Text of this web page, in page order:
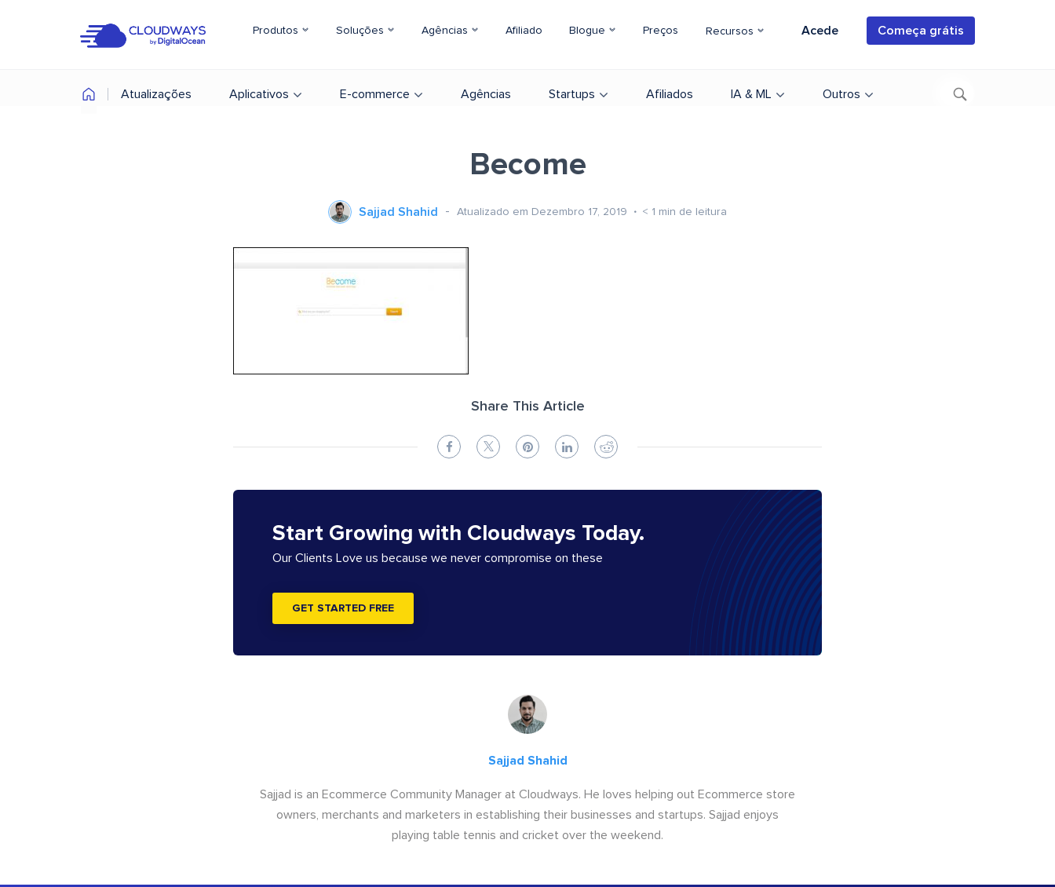
Produtos Soluções Agências Afiliado Blogue Preços Recursos Acede Começa grátis
Atualizações Aplicativos E-commerce Agências Startups Afiliados IA & ML Outros
Become
Sajjad Shahid Atualizado em Dezembro 17, 2019 < 1 min de leitura
Share This Article
Start Growing with Cloudways Today.
Our Clients Love us because we never compromise on these
GET STARTED FREE
Sajjad Shahid
Sajjad is an Ecommerce Community Manager at Cloudways. He loves helping out Ecommerce store
owners, merchants and marketers in establishing their businesses and startups. Sajjad enjoys
playing table tennis and cricket over the weekend.